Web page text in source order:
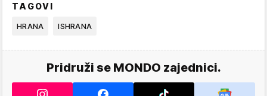
TAGOVI
HRANA ISHRANA
Pridruži se MONDO zajednici.